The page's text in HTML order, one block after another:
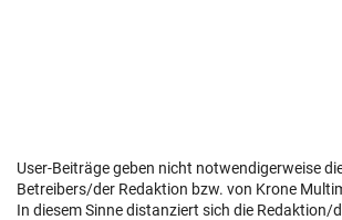
User-Beiträge geben nicht notwendigerweise
Betreibers/der Redaktion bzw. von Krone
In diesem Sinne distanziert sich die Redaktion/